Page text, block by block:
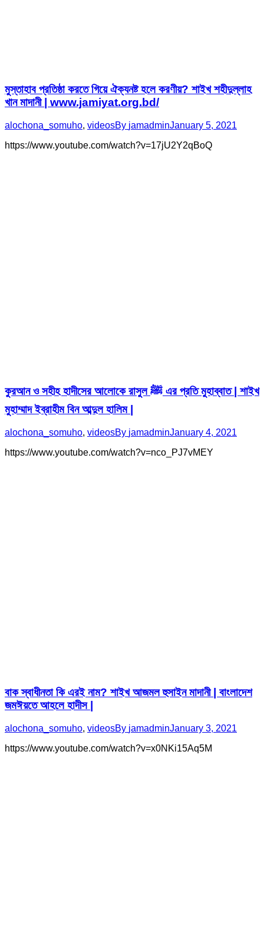
মুস্তাহাব প্রতিষ্ঠা করতে গিয়ে ঐক্যনষ্ট হলে করণীয়? শাইখ শহীদুল্লাহ
খান মাদানী | www.jamiyat.org.bd/
alochona_somuho, videosBy jamadminJanuary 5, 2021
https://www.youtube.com/watch?v=17jU2Y2qBoQ
কুরআন ও সহীহ হাদীসের আলোকে রাসুল ﷺ এর প্রতি মুহাব্বাত | শাইখ
মুহাম্মাদ ইব্রাহীম বিন আব্দুল হালিম |
alochona_somuho, videosBy jamadminJanuary 4, 2021
https://www.youtube.com/watch?v=nco_PJ7vMEY
বাক স্বাধীনতা কি এরই নাম? শাইখ আজমল হুসাইন মাদানী | বাংলাদেশ
জমঈয়তে আহলে হাদীস |
alochona_somuho, videosBy jamadminJanuary 3, 2021
https://www.youtube.com/watch?v=x0NKi15Aq5M